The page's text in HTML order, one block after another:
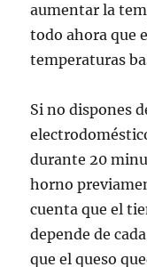
aumentar la
todo ahora que
temperaturas
Si no dispones
durante 20
horno
cuenta que el
depende de
que el queso